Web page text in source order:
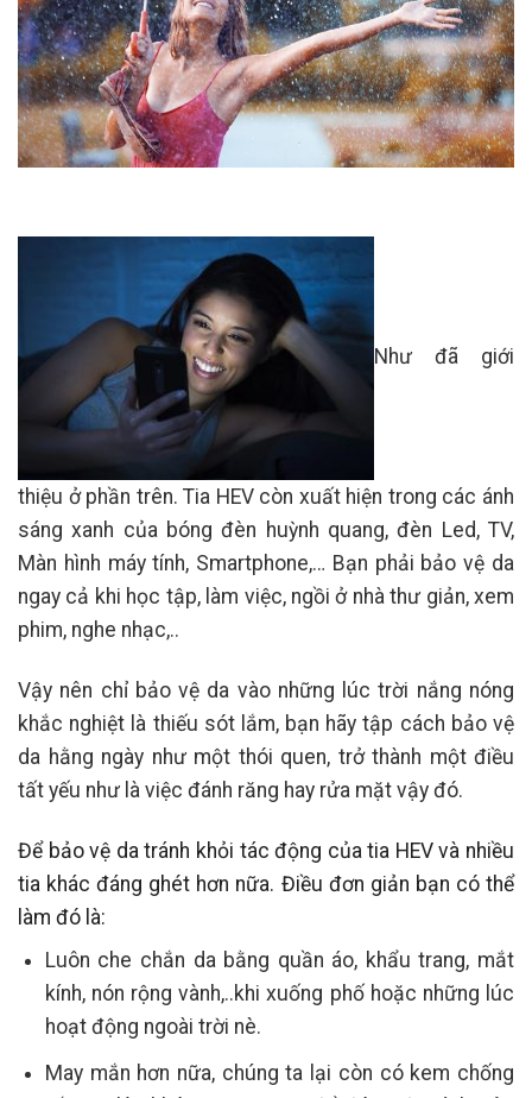
Như đã giới
thiệu ở phần trên. Tia HEV còn xuất hiện trong các ánh
sáng xanh của bóng đèn huỳnh quang, đèn Led, TV,
Màn hình máy tính, Smartphone,… Bạn phải bảo vệ da
ngay cả khi học tập, làm việc, ngồi ở nhà thư giản, xem
phim, nghe nhạc,..
Vậy nên chỉ bảo vệ da vào những lúc trời nắng nóng
khắc nghiệt là thiếu sót lắm, bạn hãy tập cách bảo vệ
da hằng ngày như một thói quen, trở thành một điều
tất yếu như là việc đánh răng hay rửa mặt vậy đó.
Để bảo vệ da tránh khỏi tác động của tia HEV và nhiều
tia khác đáng ghét hơn nữa. Điều đơn giản bạn có thể
làm đó là:
Luôn che chắn da bằng quần áo, khẩu trang, mắt
kính, nón rộng vành,..khi xuống phố hoặc những lúc
hoạt động ngoài trời nè.
May mắn hơn nữa, chúng ta lại còn có kem chống